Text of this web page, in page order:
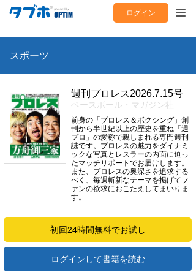
ログイン
スポーツ
週刊プロレス2026.7.15号
ベースボール・マガジン社
前身の「プロレス＆ボクシング」創
刊から半世紀以上の歴史を重ね「週
プロ」の愛称で親しまれる専門週刊
誌です。プロレスの魅力をダイナミ
ックな写真とレスラーの内面に迫っ
たマッチリポートでお届けします。
また、プロレスの奥深さを追求する
べく、毎週斬新なテーマを掲げてフ
ァンの欲求におこたえしてまいりま
す。
初回24時間無料でお試し
ログインして書籍を読む